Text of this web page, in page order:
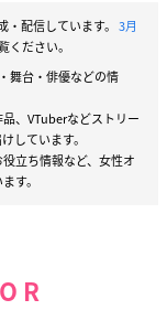
配信しています。 3月
ください。
舞台・俳優などの情
、VTuberなどストリー
しています。
立ち情報など、女性オ
す。